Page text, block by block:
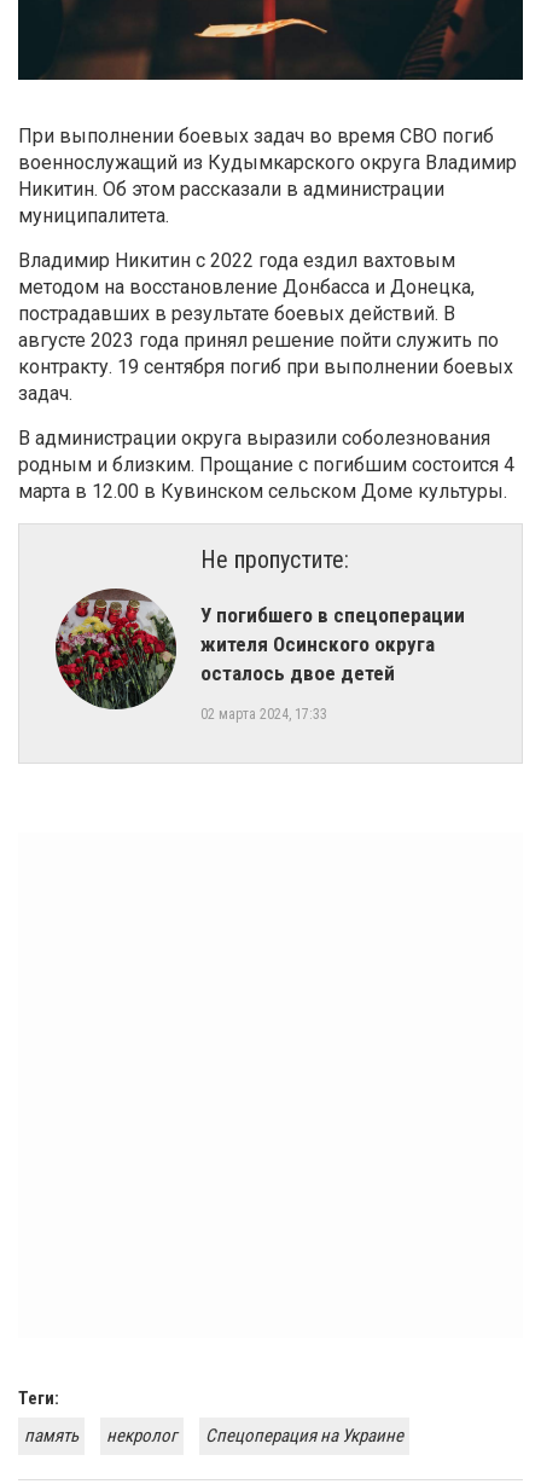
При выполнении боевых задач во время СВО погиб
военнослужащий из Кудымкарского округа Владимир
Никитин. Об этом рассказали в администрации
муниципалитета.
Владимир Никитин с 2022 года ездил вахтовым
методом на восстановление Донбасса и Донецка,
пострадавших в результате боевых действий. В
августе 2023 года принял решение пойти служить по
контракту. 19 сентября погиб при выполнении боевых
задач.
В администрации округа выразили соболезнования
родным и близким. Прощание с погибшим состоится 4
марта в 12.00 в Кувинском сельском Доме культуры.
Не пропустите:
​У погибшего в спецоперации
жителя Осинского округа
осталось двое детей
02 марта 2024, 17:33
Теги:
память
некролог Спецоперация на Украине